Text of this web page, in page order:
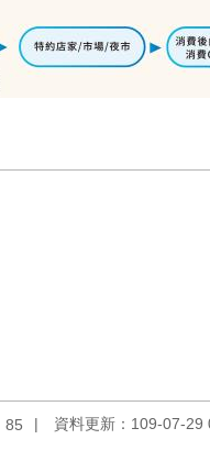
85 資料更新：109-07-29